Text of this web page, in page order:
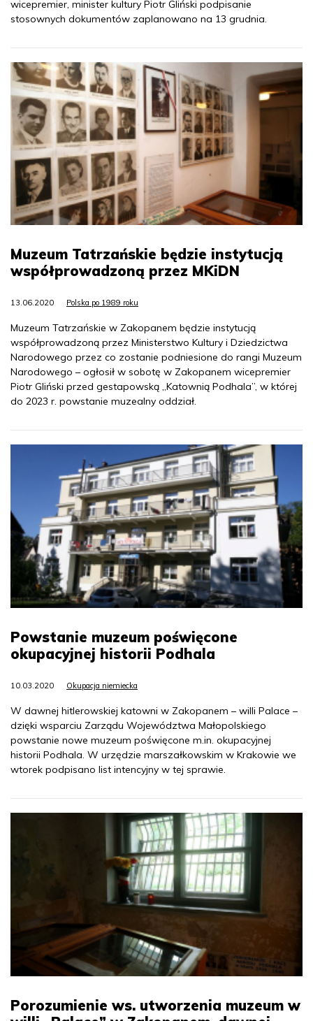
wicepremier, minister kultury Piotr Gliński podpisanie
stosownych dokumentów zaplanowano na 13 grudnia.
Muzeum Tatrzańskie będzie instytucją
współprowadzoną przez MKiDN
13.06.2020 Polska po 1989 roku
Muzeum Tatrzańskie w Zakopanem będzie instytucją
współprowadzoną przez Ministerstwo Kultury i Dziedzictwa
Narodowego przez co zostanie podniesione do rangi Muzeum
Narodowego – ogłosił w sobotę w Zakopanem wicepremier
Piotr Gliński przed gestapowską „Katownią Podhala”, w której
do 2023 r. powstanie muzealny oddział.
Powstanie muzeum poświęcone
okupacyjnej historii Podhala
10.03.2020 Okupacja niemiecka
W dawnej hitlerowskiej katowni w Zakopanem – willi Palace –
dzięki wsparciu Zarządu Województwa Małopolskiego
powstanie nowe muzeum poświęcone m.in. okupacyjnej
historii Podhala. W urzędzie marszałkowskim w Krakowie we
wtorek podpisano list intencyjny w tej sprawie.
Porozumienie ws. utworzenia muzeum w